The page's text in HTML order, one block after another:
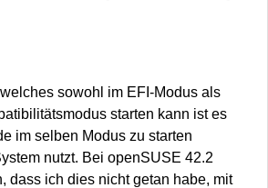
sowohl im EFI-Modus als
starten kann ist es
im selben Modus zu starten
nutzt. Bei openSUSE 42.2
dass ich dies nicht getan habe, mit